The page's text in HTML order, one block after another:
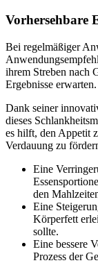
Vorhersehbare
Bei regelmäßiger
ihrem Streben nach
Ergebnisse erwarten.
Dank seiner
dieses
es hilft, den Appetit
Verdauung zu
Eine
den
Eine
Körperfett
sollte.
Eine bessere
Prozess der